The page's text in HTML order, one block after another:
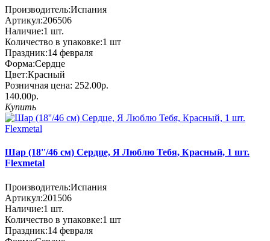
Производитель:Испания
Артикул:206506
Наличие:1 шт.
Количество в упаковке:1 шт
Праздник:14 февраля
Форма:Сердце
Цвет:Красный
Розничная цена: 252.00р.
140.00р.
Купить
Шар (18''/46 см) Сердце, Я Люблю Тебя, Красный, 1 шт.
Flexmetal
Производитель:Испания
Артикул:201506
Наличие:1 шт.
Количество в упаковке:1 шт
Праздник:14 февраля